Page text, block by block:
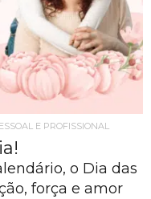
E PROFISSIONAL
o Dia das
força e amor